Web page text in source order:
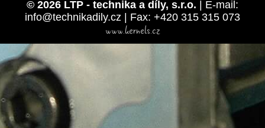
© 2026 LTP - technika a díly, s.r.o. | E-mail:
info@technikadily.cz | Fax: +420 315 315 073
www.kernels.cz